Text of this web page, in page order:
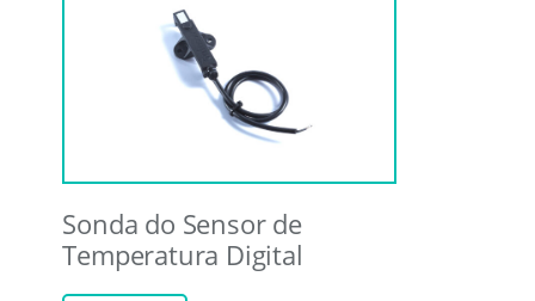
Sonda do Sensor de
Temperatura Digital